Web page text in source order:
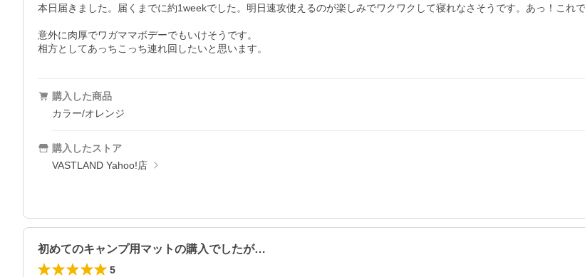
本日届きました。届くまでに約1weekでした。明日速攻使えるのが楽しみでワクワクして寝れなさそうです。あっ！これ
意外に肉厚でワガママボデーでもいけそうです。
相方としてあっちこっち連れ回したいと思います。
購入した商品
カラー/オレンジ
購入したストア
VASTLAND Yahoo!店
初めてのキャンプ用マットの購入でしたが…
5